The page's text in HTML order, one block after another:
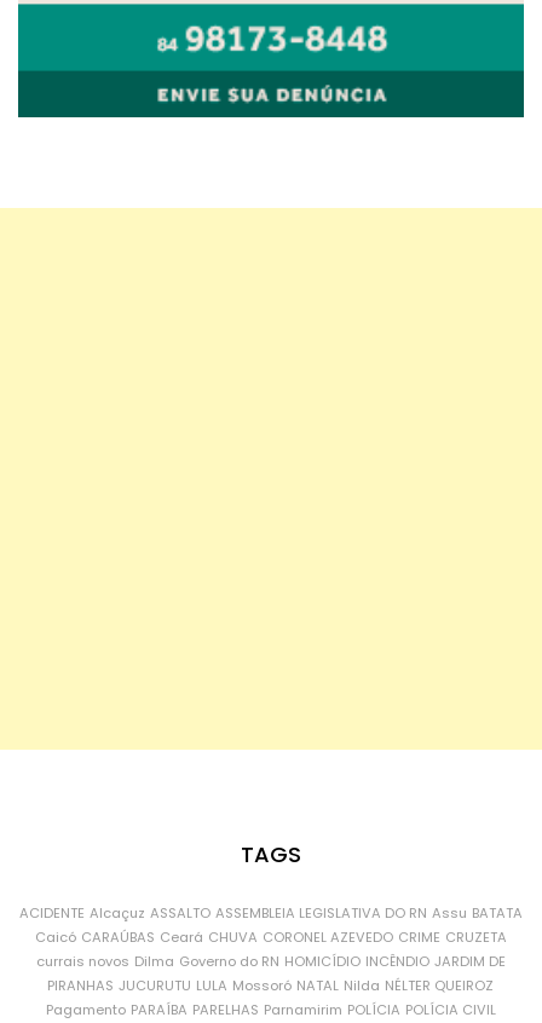
TAGS
ACIDENTE Alcaçuz ASSALTO ASSEMBLEIA LEGISLATIVA DO RN Assu BATATA
Caicó CARAÚBAS Ceará CHUVA CORONEL AZEVEDO CRIME CRUZETA
currais novos Dilma Governo do RN HOMICÍDIO INCÊNDIO JARDIM DE
PIRANHAS JUCURUTU LULA Mossoró NATAL Nilda NÉLTER QUEIROZ
Pagamento PARAÍBA PARELHAS Parnamirim POLÍCIA POLÍCIA CIVIL